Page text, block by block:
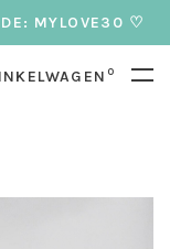
MYLOVE30 ♡
0